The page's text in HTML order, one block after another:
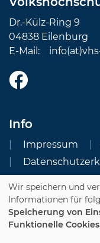
Dr.-Külz-Ring 9
04838 Eilenburg
E-Mail:
Info
Impressum
Cookie
Dozenten-Login
Wir speichern und
Informationen für
Speicherung von
Funktionelle